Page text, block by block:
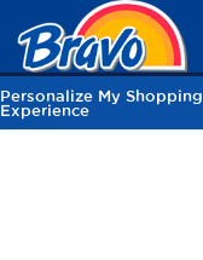
Personalize My Shopping
Experience